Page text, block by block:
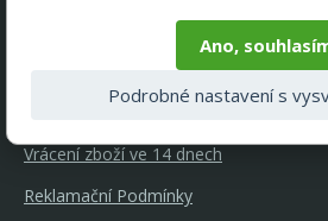
Nabízíme kvalitní nábytek
Vrácení zboží ve 14 dnech
Reklamační Podmínky
Ano,
Podrobné nastavení s